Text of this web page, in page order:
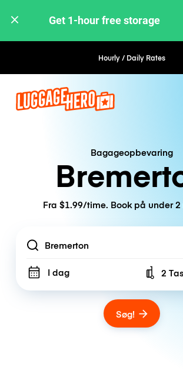
Get 1-hour free storage
Hourly / Daily Rates
Flexible
Bagageopbevaring
Fra $1.99/time. Book på under
Location
I dag Number
2
Søg!